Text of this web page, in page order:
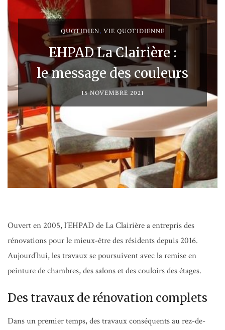
QUOTIDIEN, VIE QUOTIDIENNE
EHPAD La Clairière :
le message des couleurs
15 NOVEMBRE 2021
Ouvert en 2005, l’EHPAD de La Clairière a entrepris des
rénovations pour le mieux-être des résidents depuis 2016.
Aujourd’hui, les travaux se poursuivent avec la remise en
peinture de chambres, des salons et des couloirs des étages.
Des travaux de rénovation complets
Dans un premier temps, des travaux conséquents au rez-de-